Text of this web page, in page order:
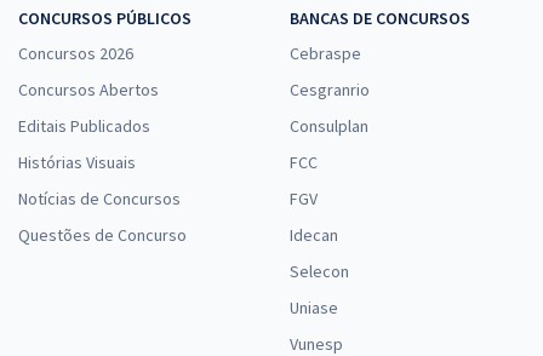
CONCURSOS PÚBLICOS
Concursos 2026
Concursos Abertos
Editais Publicados
Histórias Visuais
Notícias de Concursos
Questões de Concurso
BANCAS DE CONCURSOS
Cebraspe
Cesgranrio
Consulplan
FCC
FGV
Idecan
Selecon
Uniase
Vunesp